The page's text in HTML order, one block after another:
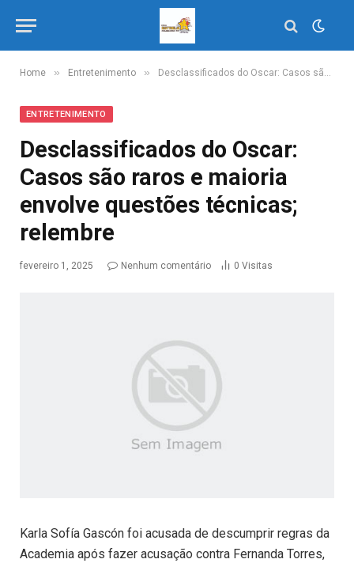
Home » Entretenimento » Desclassificados do Oscar: Casos são raros e maioria envolve questões técnicas; relembre
ENTRETENIMENTO
Desclassificados do Oscar:
Casos são raros e maioria
envolve questões técnicas;
relembre
fevereiro 1, 2025 Nenhum comentário 0 Visitas
Karla Sofía Gascón foi acusada de descumprir regras da
Academia após fazer acusação contra Fernanda Torres,